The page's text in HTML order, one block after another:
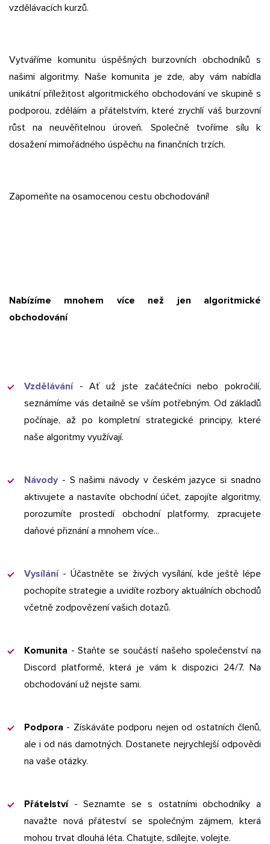
vzdělávacích kurzů.
Vytváříme komunitu úspěšných burzovních obchodníků s
našimi algoritmy. Naše komunita je zde, aby vám nabídla
unikátní příležitost algoritmického obchodování ve skupině s
podporou, zděláím a přátelstvím, které zrychlí váš burzovní
růst na neuvěřitelnou úroveň. Společně tvoříme sílu k
dosažení mimořádného úspěchu na finančních trzích.
Zapomeňte na osamocenou cestu obchodování!
Nabízíme mnohem více než jen algoritmické
obchodování
Vzdělávání- Ať už jste začátečníci nebo pokročilí,
seznámíme vás detailně se vším potřebným. Od základů
počínaje, až po kompletní strategické principy, které
naše algoritmy využívají.
Návody - S našimi návody v českém jazyce si snadno
aktivujete a nastavíte obchodní účet, zapojíte algoritmy,
porozumíte prostedí obchodní platformy, zpracujete
daňové přiznání a mnohem více...
Vysílání- Účastněte se živých vysílání, kde ještě lépe
pochopíte strategie a uvidíte rozbory aktuálních obchodů
včetně zodpovězení vašich dotazů.
Komunita - Staňte se součástí našeho společenství na
Discord platformě, která je vám k dispozici 24/7. Na
obchodování už nejste sami.
Podpora - Získáváte podporu nejen od ostatních členů,
ale i od nás damotných. Dostanete nejrychlejší odpovědi
na vaše otázky.
Přátelství- Seznamte se s ostatními obchodníky a
navažte nová přáteství se společným zájmem, která
mohou trvat dlouhá léta. Chatujte, sdílejte, volejte.